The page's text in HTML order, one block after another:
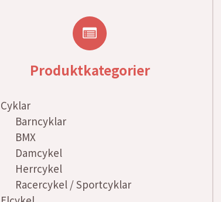
Produktkategorier
Cyklar
Barncyklar
BMX
Damcykel
Herrcykel
Racercykel / Sportcyklar